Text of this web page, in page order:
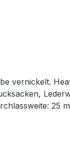
vernickelt.
von Reit- und
25